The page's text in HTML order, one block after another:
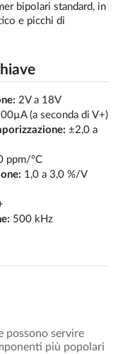
bipolari standard, in
e picchi di
2V a 18V
(a seconda di V+)
±2,0 a
ppm/°C
1,0 a 3,0 %/V
500 kHz
possono servire
più popolari